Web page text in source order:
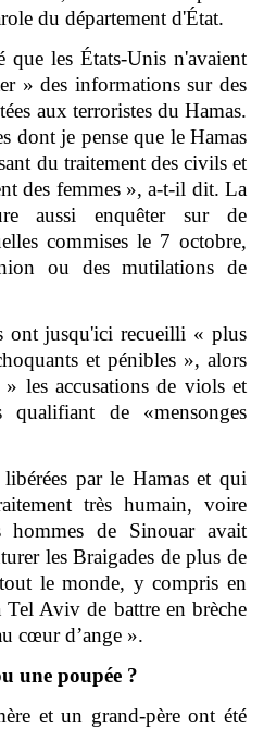
du département d'État.
que les États-Unis n'avaient
» des informations sur des
aux terroristes du Hamas.
dont je pense que le Hamas
du traitement des civils et
des femmes », a-t-il dit. La
aussi enquêter sur de
commises le 7 octobre,
ou des mutilations de
ont jusqu'ici recueilli « plus
et pénibles », alors
les accusations de viols et
qualifiant de «mensonges
par le Hamas et qui
très humain, voire
de Sinouar avait
les Braigades de plus de
le monde, y compris en
Aviv de battre en brèche
cœur d’ange ».
une poupée ?
et un grand-père ont été